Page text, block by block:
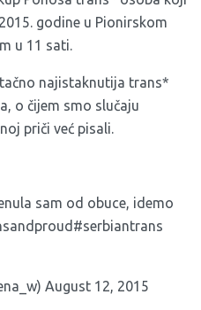
godine u Pionirskom
u 11 sati.
najistaknutija trans*
o čijem smo slučaju
priči već pisali.
sam od obuce, idemo
August 12, 2015